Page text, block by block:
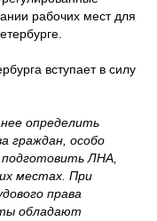
рабочих мест для
вступает в силу
определить
граждан, особо
ЛНА,
местах. При
права
обладают